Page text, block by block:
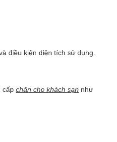
điều kiện diện tích sử dụng.
cấp chăn cho khách sạn như